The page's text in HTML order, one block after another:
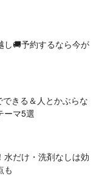
し🚚予約するなら今が
できる＆人とかぶらな
ーマ5選
だけ・洗剤なしは効
も